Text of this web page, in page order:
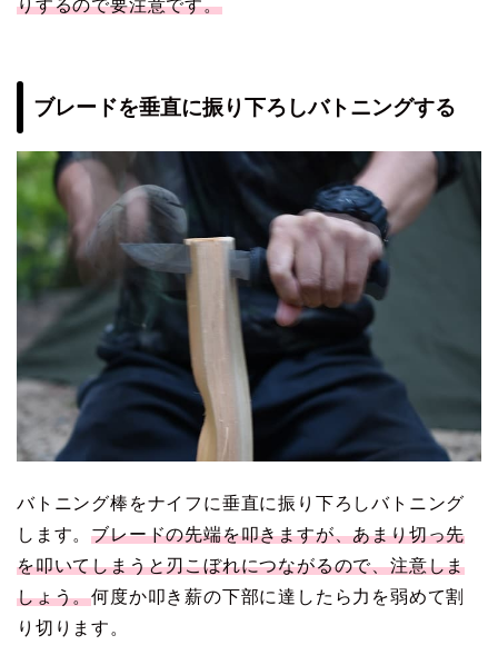
りするので要注意です。
ブレードを垂直に振り下ろしバトニングする
バトニング棒をナイフに垂直に振り下ろしバトニング
します。ブレードの先端を叩きますが、あまり切っ先
を叩いてしまうと刃こぼれにつながるので、注意しま
しょう。何度か叩き薪の下部に達したら力を弱めて割
り切ります。